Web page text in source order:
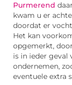
Purmerend
kwam u er
doordat er
Het kan
opgemerkt,
is in ieder geval
ondernemen,
eventuele extra